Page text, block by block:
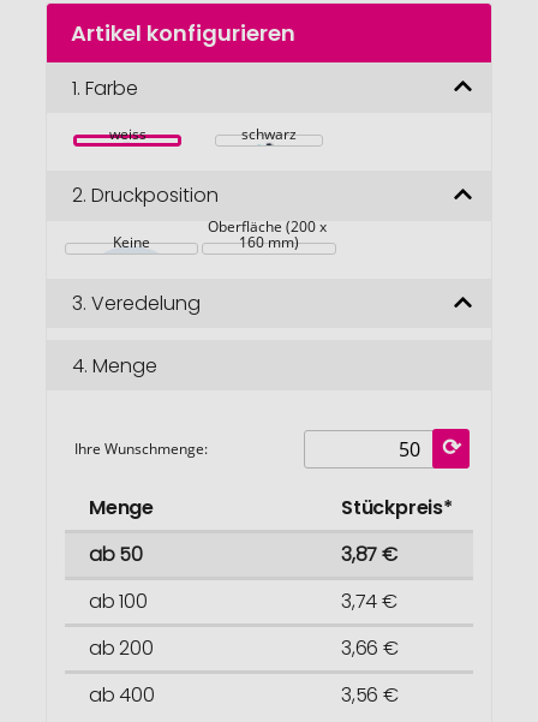
Zum
Anfang
Bildgalerie
Artikel konfigurieren
1. Farbe
weiss schwarz
2. Druckposition
Keine
Oberfläche (200 x
160 mm)
3. Veredelung
4. Menge
Ihre Wunschmenge:
Menge
Stückpreis*
ab 50
3,87 €
ab 100
3,74 €
ab 200
3,66 €
ab 400
3,56 €